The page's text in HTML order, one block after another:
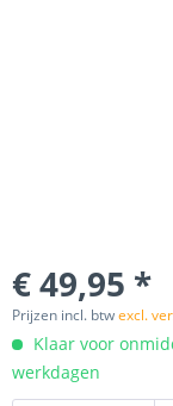
€ 49,95 *
Prijzen incl. btwexcl.
Klaar voor
werkdagen